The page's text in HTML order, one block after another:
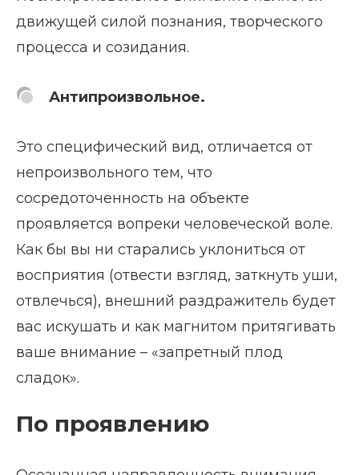
движущей силой познания, творческого
процесса и созидания.
Антипроизвольное.
Это специфический вид, отличается от
непроизвольного тем, что
сосредоточенность на объекте
проявляется вопреки человеческой воле.
Как бы вы ни старались уклониться от
восприятия (отвести взгляд, заткнуть уши,
отвлечься), внешний раздражитель будет
вас искушать и как магнитом притягивать
ваше внимание – «запретный плод
сладок».
По проявлению